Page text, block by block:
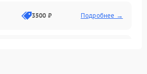
3500 ₽ Подробнее →